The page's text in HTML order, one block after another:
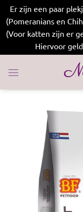
Er zijn een paar
(Pomeranians en
(Voor katten zijn er
Hiervoor
naar